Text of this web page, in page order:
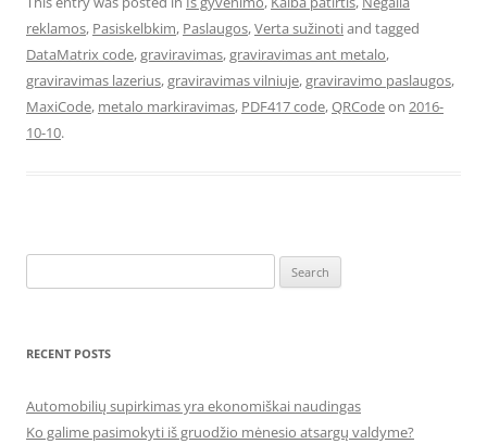
reklamos, Pasiskelbkim, Paslaugos,Verta sužinotiand tagged
DataMatrix code,graviravimas,graviravimas ant metalo,
graviravimas lazerius,graviravimas vilniuje,graviravimo paslaugos,
MaxiCode, metalo markiravimas, PDF417 code,QRCodeon 2016-
10-10.
for:
RECENT POSTS
Automobilių supirkimas yra ekonomiškai naudingas
Ko galime pasimokyti iš gruodžio mėnesio atsargų valdyme?